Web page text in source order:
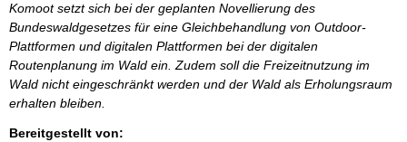
Komoot setzt sich bei der geplanten Novellierung des
Bundeswaldgesetzes für eine Gleichbehandlung von Outdoor-
Plattformen und digitalen Plattformen bei der digitalen
Routenplanung im Wald ein. Zudem soll die Freizeitnutzung im
Wald nicht eingeschränkt werden und der Wald als Erholungsraum
erhalten bleiben.
Bereitgestellt von: